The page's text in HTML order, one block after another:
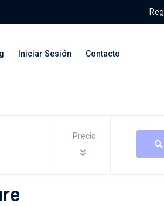
Iniciar Sesión Contacto
Precio